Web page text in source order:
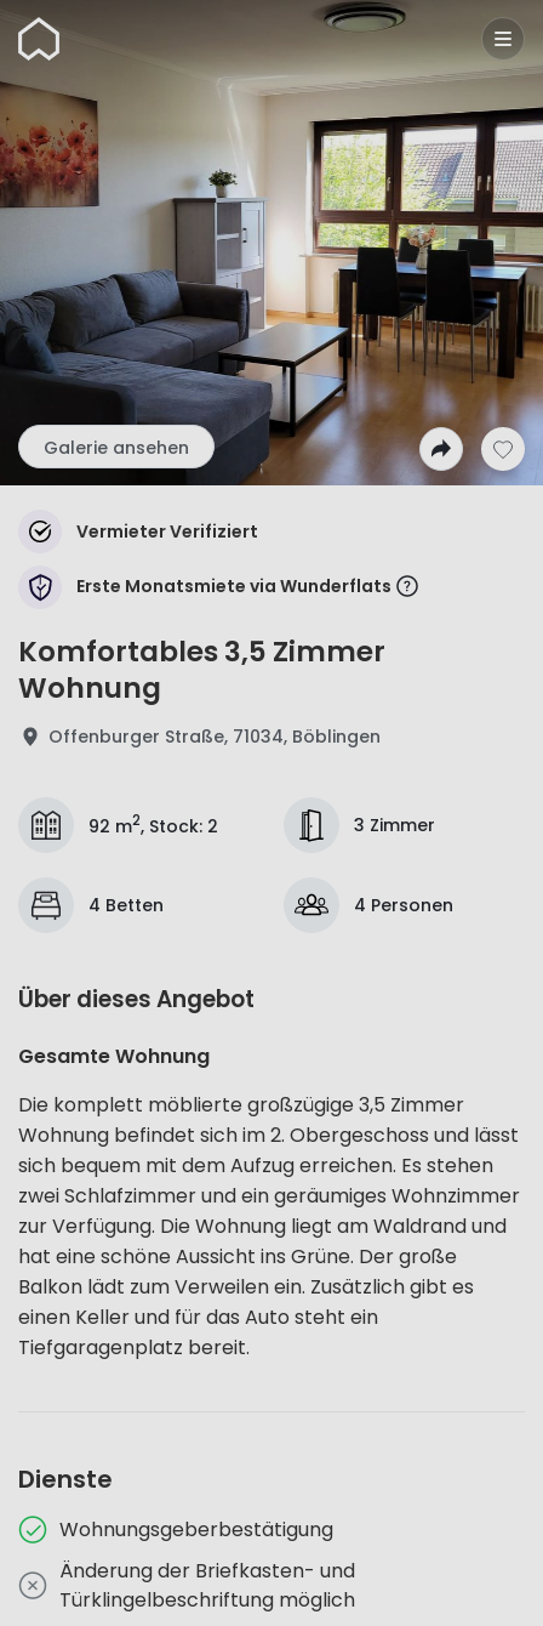
Wunderflats
Galerie ansehen
Vermieter Verifiziert
Erste Monatsmiete via Wunderflats
Komfortables 3,5 Zimmer
Wohnung
Offenburger Straße, 71034, Böblingen
92 m2, Stock: 2 3 Zimmer
4 Betten 4 Personen
Über dieses Angebot
Gesamte Wohnung
Die komplett möblierte großzügige 3,5 Zimmer
Wohnung befindet sich im 2. Obergeschoss und lässt
sich bequem mit dem Aufzug erreichen. Es stehen
zwei Schlafzimmer und ein geräumiges Wohnzimmer
zur Verfügung. Die Wohnung liegt am Waldrand und
hat eine schöne Aussicht ins Grüne. Der große
Balkon lädt zum Verweilen ein. Zusätzlich gibt es
einen Keller und für das Auto steht ein
Tiefgaragenplatz bereit.
Dienste
Wohnungsgeberbestätigung
Änderung der Briefkasten- und
Türklingelbeschriftung möglich